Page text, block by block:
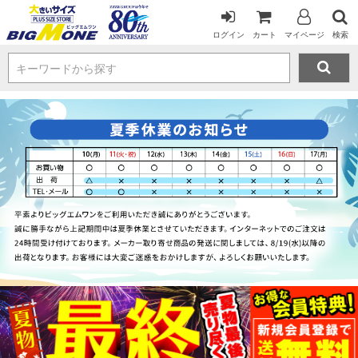
ログイン カート マイページ 検索
キーワードから探す